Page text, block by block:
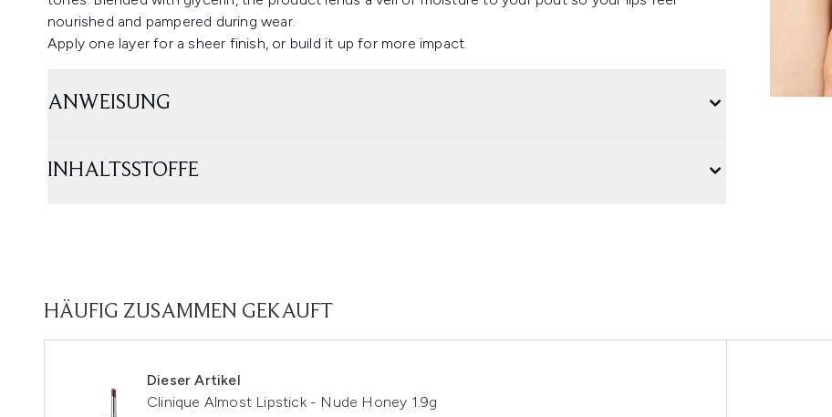
nourished and pampered during wear.
Apply one layer for a sheer finish, or build it up for more impact.
ANWEISUNG
INHALTSSTOFFE
HÄUFIG ZUSAMMEN GEKAUFT
Dieser Artikel
Clinique Almost Lipstick - Nude Honey 1.9g